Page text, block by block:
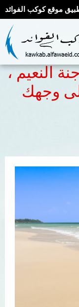
موقع كوكب الفوائد
النعيم ،
وجهك